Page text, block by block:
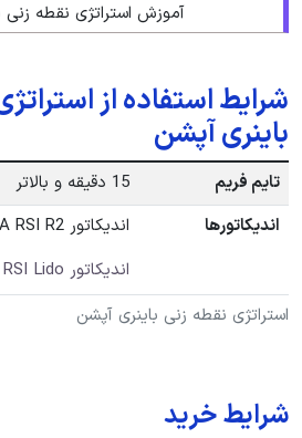
آموزش استراتژی نقطه زنی
شرایط استفاده از
باینری آپشن
استراتژی نقطه زنی باینری آپشن
تایم فریم
15 دقیقه و بالاتر
اندیکاتورها
اندیکاتور Any MA RSI R2
اندیکاتور RSI Lido
شرایط خرید